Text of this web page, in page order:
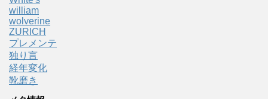
william
wolverine
ZURICH
プレメンテ
独り言
経年変化
靴磨き